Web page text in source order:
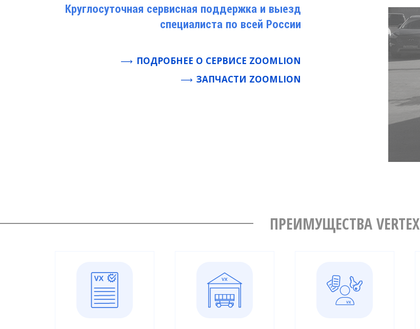
Круглосуточная сервисная поддержка и выезд
специалиста по всей России
ПОДРОБНЕЕ О СЕРВИСЕ ZOOMLION
ЗАПЧАСТИ ZOOMLION
ПРЕИМУЩЕСТВА VERTEX